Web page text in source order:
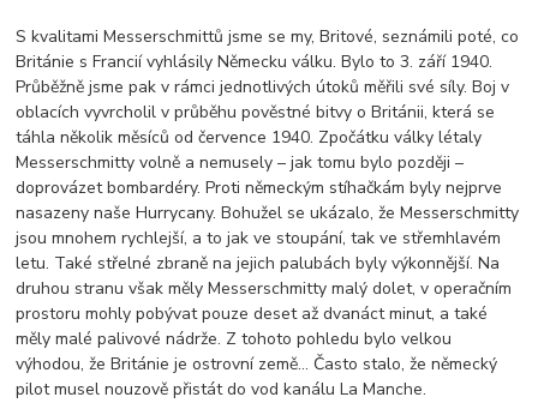
S kvalitami Messerschmittů jsme se my, Britové, seznámili poté, co
Británie s Francií vyhlásily Německu válku. Bylo to 3. září 1940.
Průběžně jsme pak v rámci jednotlivých útoků měřili své síly. Boj v
oblacích vyvrcholil v průběhu pověstné bitvy o Británii, která se
táhla několik měsíců od července 1940. Zpočátku války létaly
Messerschmitty volně a nemusely – jak tomu bylo později –
doprovázet bombardéry. Proti německým stíhačkám byly nejprve
nasazeny naše Hurrycany. Bohužel se ukázalo, že Messerschmitty
jsou mnohem rychlejší, a to jak ve stoupání, tak ve střemhlavém
letu. Také střelné zbraně na jejich palubách byly výkonnější. Na
druhou stranu však měly Messerschmitty malý dolet, v operačním
prostoru mohly pobývat pouze deset až dvanáct minut, a také
měly malé palivové nádrže. Z tohoto pohledu bylo velkou
výhodou, že Británie je ostrovní země… Často stalo, že německý
pilot musel nouzově přistát do vod kanálu La Manche.